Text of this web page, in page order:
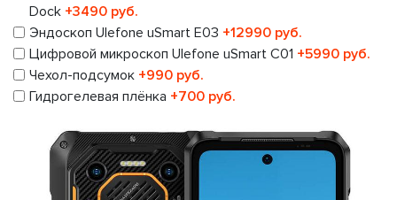
Dock +3490 руб.
Эндоскоп Ulefone uSmart E03 +12990 руб.
Цифровой микроскоп Ulefone uSmart C01 +5990 руб.
Чехол-подсумок +990 руб.
Гидрогелевая плёнка +700 руб.